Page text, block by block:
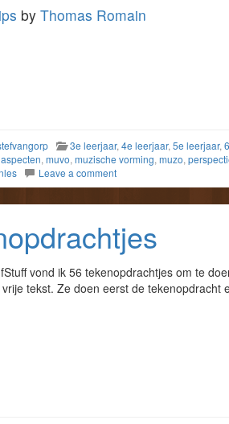
by Thomas Romain
3e leerjaar, 4e leerjaar, 5e leerjaar,
, muvo, muzische vorming, muzo,
Leave a comment
vond ik 56 tekenopdrachtjes om te
tekst. Ze doen eerst de tekenopdracht